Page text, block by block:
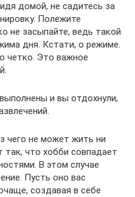
домой, не садитесь за
Полежите
не засыпайте, ведь такой
дня. Кстати, о режиме.
четко. Это важное
и вы отдохнули,
чего не может жить ни
так, что хобби совпадает
В этом случае
Пусть оно вас
создавая в себе